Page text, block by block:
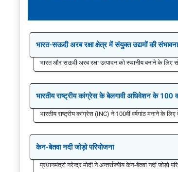
भारत-सऊदी अरब रक्षा क्षेत्र में संयुक्त उद्यमों की
भारत और सऊदी अरब रक्षा उत्पादन को स्थानीय बनाने के लिए
भारतीय राष्ट्रीय कांग्रेस के बेलगावी अधिवेशन के 100
भारतीय राष्ट्रीय कांग्रेस (INC) ने 100वीं वर्षगांठ मनाने के लिए
केन-बेतवा नदी जोड़ो परियोजना
प्रधानमंत्री नरेन्द्र मोदी ने अन्तर्राज्यीय केन-बेतवा नदी जोड़ो